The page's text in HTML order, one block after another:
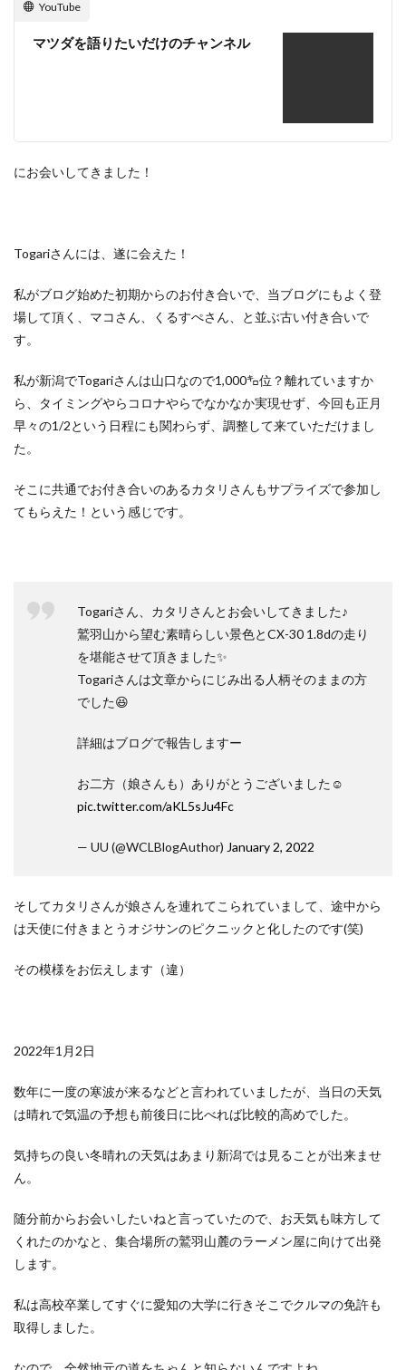
YouTube
マツダを語りたいだけのチャンネル
にお会いしてきました！
Togariさんには、遂に会えた！
私がブログ始めた初期からのお付き合いで、当ブログにもよく登
場して頂く、マコさん、くるすぺさん、と並ぶ古い付き合いで
す。
私が新潟でTogariさんは山口なので1,000㌔位？離れていますか
ら、タイミングやらコロナやらでなかなか実現せず、今回も正月
早々の1/2という日程にも関わらず、調整して来ていただけまし
た。
そこに共通でお付き合いのあるカタリさんもサプライズで参加し
てもらえた！という感じです。
Togariさん、カタリさんとお会いしてきました♪
鷲羽山から望む素晴らしい景色とCX-30 1.8dの走り
を堪能させて頂きました✨
Togariさんは文章からにじみ出る人柄そのままの方
でした😆
詳細はブログで報告しますー
お二方（娘さんも）ありがとうございました☺️
pic.twitter.com/aKL5sJu4Fc
— UU (@WCLBlogAuthor) January 2, 2022
そしてカタリさんが娘さんを連れてこられていまして、途中から
は天使に付きまとうオジサンのピクニックと化したのです(笑)
その模様をお伝えします（違）
2022年1月2日
数年に一度の寒波が来るなどと言われていましたが、当日の天気
は晴れで気温の予想も前後日に比べれば比較的高めでした。
気持ちの良い冬晴れの天気はあまり新潟では見ることが出来ませ
ん。
随分前からお会いしたいねと言っていたので、お天気も味方して
くれたのかなと、集合場所の鷲羽山麓のラーメン屋に向けて出発
します。
私は高校卒業してすぐに愛知の大学に行きそこでクルマの免許も
取得しました。